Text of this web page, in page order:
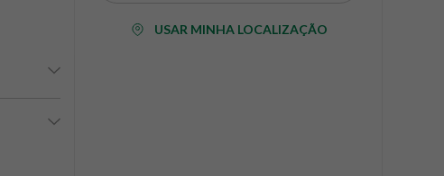
USAR MINHA LOCALIZAÇÃO